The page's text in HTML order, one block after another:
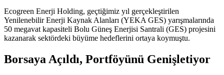
Ecogreen Enerji Holding, geçtiğimiz yıl gerçekleştirilen
Yenilenebilir Enerji Kaynak Alanları (YEKA GES) yarışmalarında
50 megavat kapasiteli Bolu Güneş Enerjisi Santrali (GES) projesini
kazanarak sektördeki büyüme hedeflerini ortaya koymuştu.
Borsaya Açıldı, Portföyünü Genişletiyor